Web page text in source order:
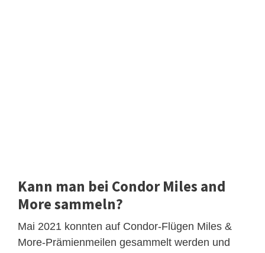
Kann man bei Condor Miles and
More sammeln?
Mai 2021 konnten auf Condor-Flügen Miles &
More-Prämienmeilen gesammelt werden und